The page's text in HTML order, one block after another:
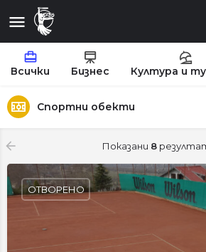
Всички Бизнес Култура и
Спортни обекти
Показани 8
ОТВОРЕНО